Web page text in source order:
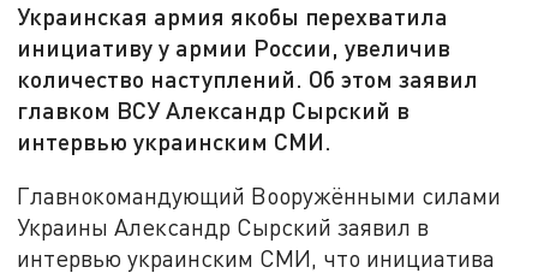
Украинская армия якобы перехватила
инициативу у армии России, увеличив
количество наступлений. Об этом заявил
главком ВСУ Александр Сырский в
интервью украинским СМИ.
Главнокомандующий Вооружёнными силами
Украины Александр Сырский заявил в
интервью украинским СМИ, что инициатива